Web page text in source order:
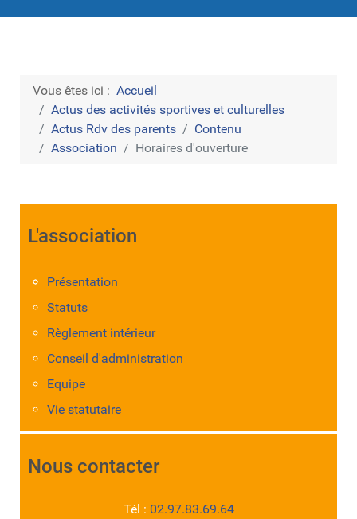
Vous êtes ici : Accueil
Actus des activités sportives et culturelles
Actus Rdv des parents
Contenu
Association
Horaires d'ouverture
L'association
Présentation
Statuts
Règlement intérieur
Conseil d'administration
Equipe
Vie statutaire
Nous contacter
Tél : 02.97.83.69.64